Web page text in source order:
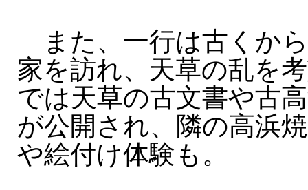
また、一行は古くか
家を訪れ、天草の乱を
では天草の古文書や古
が公開され、隣の高浜
や絵付け体験も。